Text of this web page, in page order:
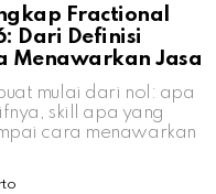
Fractional
Dari Definisi
Menawarkan Jasa
mulai dari nol: apa
skill apa yang
cara menawarkan